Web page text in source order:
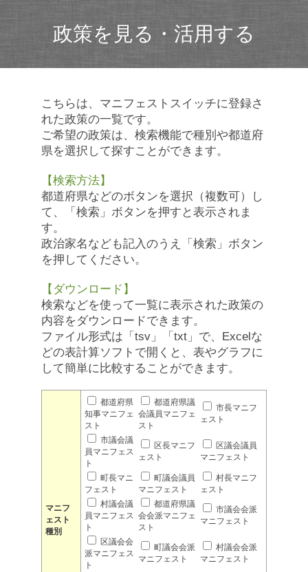
政策を見る・活用する
こちらは、マニフェストスイッチに登録さ
れた政策の一覧です。
ご希望の政策は、検索機能で種別や都道府
県を選択して探すことができます。
【検索方法】
都道府県などのボタンを選択（複数可）し
て、「検索」ボタンを押すと表示されま
す。
政治家名なども記入のうえ「検索」ボタン
を押してください。
【ダウンロード】
検索などを使って一覧に表示された政策の
内容をダウンロードできます。
ファイル形式は「tsv」「txt」で、Excelな
どの表計算ソフトで開くと、表やグラフに
して簡単に比較することができます。
マニフ
ェスト
種別
都道府県
知事マニフェ
スト
都道府県議
会議員マニフェ
スト
市長マニフ
ェスト
市議会議
員マニフェス
ト
区長マニフ
ェスト
区議会議員
マニフェスト
町長マニ
フェスト
町議会議員
マニフェスト
村長マニフ
ェスト
村議会議
員マニフェス
ト
都道府県議
会会派マニフェ
スト
市議会会派
マニフェスト
区議会会
派マニフェス
ト
町議会会派
マニフェスト
村議会会派
マニフェスト